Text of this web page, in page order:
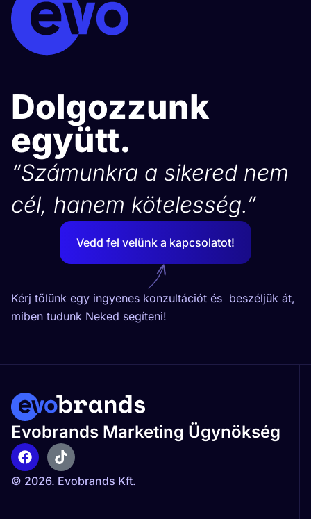
Dolgozzunk
együtt.
“Számunkra a sikered nem
cél, hanem kötelesség.”
Vedd fel velünk a kapcsolatot!
Kérj tőlünk egy ingyenes konzultációt és beszéljük át,
miben tudunk Neked segíteni!
Evobrands Marketing Ügynökség
© 2026. Evobrands Kft.